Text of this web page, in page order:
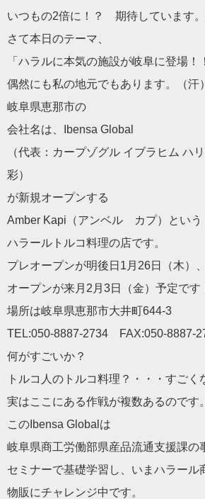
いつもの2倍に！？ 期待しています
さて本日のテーマ、
「ハラルに本気の施設が岐阜に登場！
偶然にも私の地元でもあります。（汗）
岐阜県恵那市の
会社名は、Ibensa Global
（代表：カープゾグル イブラヒム ハ
彩）
が新規オープンする
Amber Kapi（アンベル カプ）という
ハラールトルコ料理の店です。
プレオープンが明後日1月26日（木）、
オープンが来月2月3日（金）予定です
場所は岐阜県恵那市大井町644‐3
TEL:050-8887-2734 FAX:050-8887-
何がすごいか？
トルコ人のトルコ料理？・・・すごく
実はここにある作戦が複数あるのです。
このIbensa Globalは
岐阜県商工労働部県産品流通支援課の
セミナーで基礎学習し、いまハラール
物販にチャレンジ中です。